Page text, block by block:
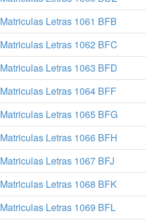
Matriculas Letras 1061 BFB
Matriculas Letras 1062 BFC
Matriculas Letras 1063 BFD
Matriculas Letras 1064 BFF
Matriculas Letras 1065 BFG
Matriculas Letras 1066 BFH
Matriculas Letras 1067 BFJ
Matriculas Letras 1068 BFK
Matriculas Letras 1069 BFL